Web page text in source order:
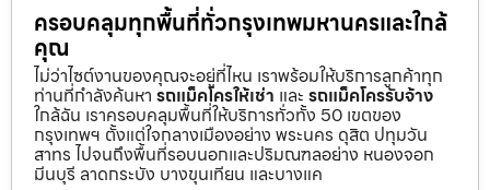
ครอบคลุมทุกพื้นที่ทั่วกรุงเทพมหานครและใกล้
คุณ
ไม่ว่าไซต์งานของคุณจะอยู่ที่ไหน เราพร้อมให้บริการลูกค้าทุก
ท่านที่กำลังค้นหา รถแม็คโครให้เช่า และ รถแม็คโครรับจ้าง
ใกล้ฉัน เราครอบคลุมพื้นที่ให้บริการทั่วทั้ง 50 เขตของ
กรุงเทพฯ ตั้งแต่ใจกลางเมืองอย่าง พระนคร ดุสิต ปทุมวัน
สาทร ไปจนถึงพื้นที่รอบนอกและปริมณฑลอย่าง หนองจอก
มีนบุรี ลาดกระบัง บางขุนเทียน และบางแค